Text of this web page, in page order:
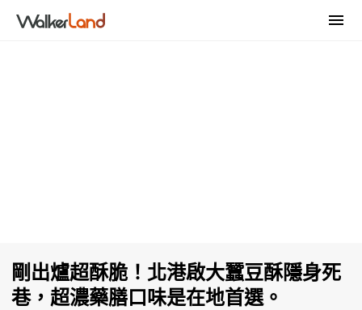
剛出爐超酥脆！北港啟大蠶豆酥隱身死
巷，超濃藥膳口味是在地首選。